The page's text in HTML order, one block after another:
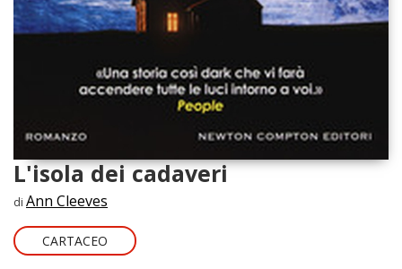
L'isola dei cadaveri
di Ann Cleeves
CARTACEO